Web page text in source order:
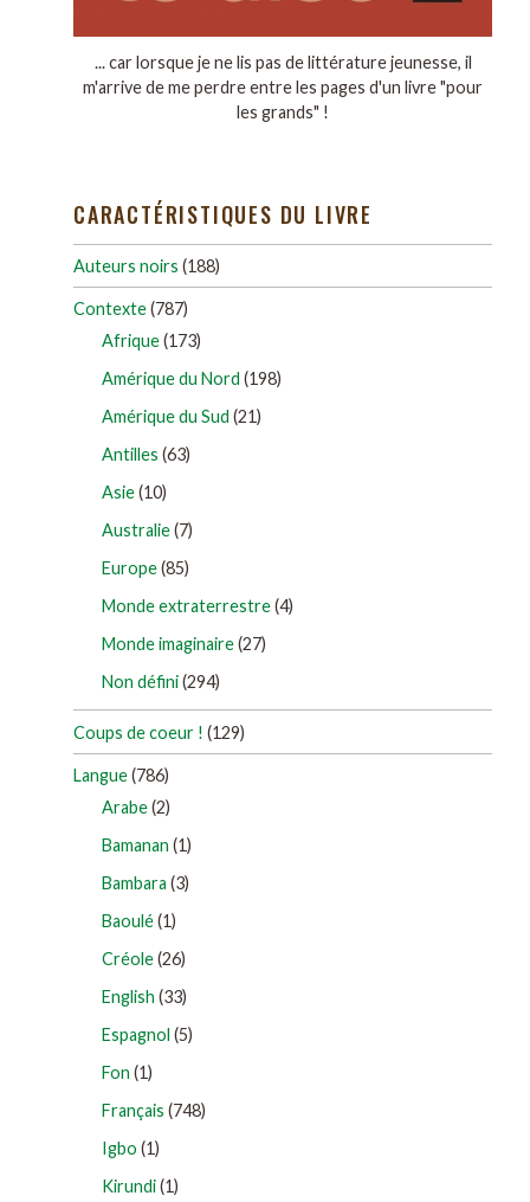
... car lorsque je ne lis pas de littérature jeunesse, il
m'arrive de me perdre entre les pages d'un livre "pour
les grands" !
CARACTÉRISTIQUES DU LIVRE
Auteurs noirs (188)
Contexte(787)
Afrique(173)
Amérique du Nord (198)
Amérique du Sud (21)
Antilles (63)
Asie(10)
Australie(7)
Europe(85)
Monde extraterrestre(4)
Monde imaginaire(27)
Non défini(294)
Coups de coeur ! (129)
Langue(786)
Arabe(2)
Bamanan (1)
Bambara (3)
Baoulé(1)
Créole(26)
English (33)
Espagnol (5)
Fon (1)
Français (748)
Igbo (1)
Kirundi(1)